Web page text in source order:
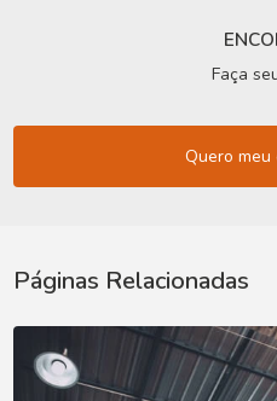
Faça
Quero meu
Páginas Relacionadas